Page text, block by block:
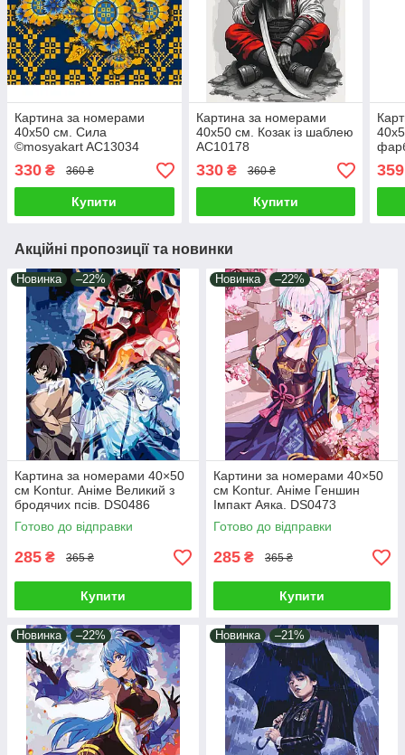
Картина за номерами
40х50 см. Сила
©mosyakart AC13034
330 ₴ 360 ₴
Купити
Картина за номерами
40х50 см. Козак із шаблею
AC10178
330₴ 360 ₴
Купити
359
Акційні пропозиції та новинки
Новинка –22%
Картина за номерами 40×50
см Kontur. Аніме Великий з
бродячих псів. DS0486
Готово до відправки
285 ₴ 365 ₴
Купити
Новинка –22%
Картини за номерами 40×50
см Kontur. Аніме Геншин
Імпакт Аяка. DS0473
Готово до відправки
285 ₴ 365 ₴
Купити
Новинка –22% Новинка –21%